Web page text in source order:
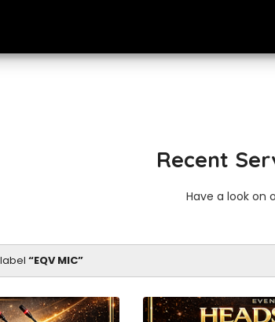
Recent
Have a look on
EQV MIC